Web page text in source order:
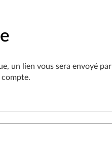
un lien vous sera envoyé par